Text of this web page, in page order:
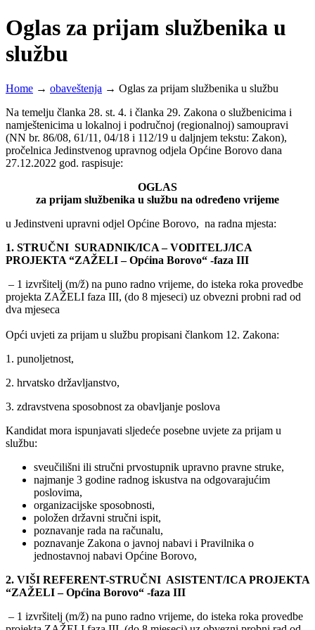
Oglas za prijam službenika u
službu
Home → obaveštenja → Oglas za prijam službenika u službu
Na temelju članka 28. st. 4. i članka 29. Zakona o službenicima i
namještenicima u lokalnoj i područnoj (regionalnoj) samoupravi
(NN br. 86/08, 61/11, 04/18 i 112/19 u daljnjem tekstu: Zakon),
pročelnica Jedinstvenog upravnog odjela Općine Borovo dana
27.12.2022 god. raspisuje:
OGLAS
za prijam službenika u službu na određeno vrijeme
u Jedinstveni upravni odjel Općine Borovo, na radna mjesta:
1. STRUČNI SURADNIK/ICA – VODITELJ/ICA
PROJEKTA “ZAŽELI – Općina Borovo“ -faza III
– 1 izvršitelj (m/ž) na puno radno vrijeme, do isteka roka provedbe
projekta ZAŽELI faza III, (do 8 mjeseci) uz obvezni probni rad od
dva mjeseca
Opći uvjeti za prijam u službu propisani člankom 12. Zakona:
1. punoljetnost,
2. hrvatsko državljanstvo,
3. zdravstvena sposobnost za obavljanje poslova
Kandidat mora ispunjavati sljedeće posebne uvjete za prijam u
službu:
sveučilišni ili stručni prvostupnik upravno pravne struke,
najmanje 3 godine radnog iskustva na odgovarajućim
poslovima,
organizacijske sposobnosti,
položen državni stručni ispit,
poznavanje rada na računalu,
poznavanje Zakona o javnoj nabavi i Pravilnika o
jednostavnoj nabavi Općine Borovo,
2. VIŠI REFERENT-STRUČNI ASISTENT/ICA PROJEKTA
“ZAŽELI – Općina Borovo“ -faza III
– 1 izvršitelj (m/ž) na puno radno vrijeme, do isteka roka provedbe